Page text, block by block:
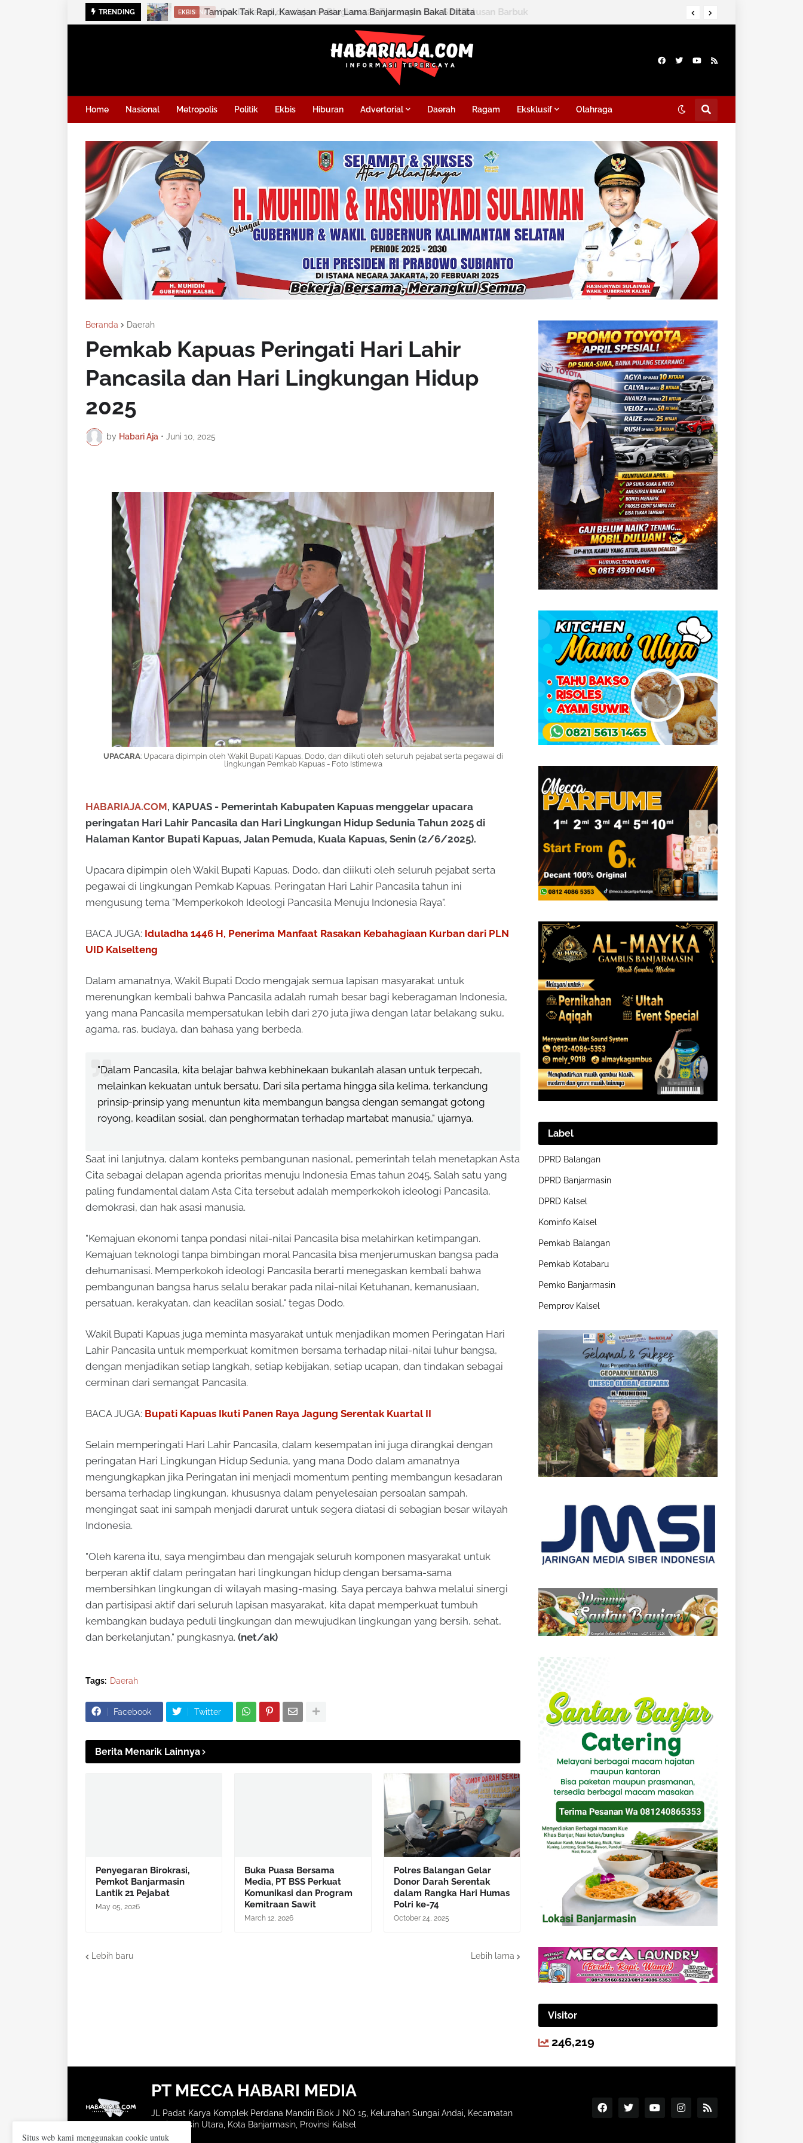
TRENDING KRIMINAL Polda Kalsel dan Jajaran Ringkus 126 Tersangka dan Sita Ratusan Barbuk
Home Nasional Metropolis Politik Ekbis Hiburan Advertorial Daerah Ragam Eksklusif Olahraga
Beranda Daerah
Pemkab Kapuas Peringati Hari Lahir
Pancasila dan Hari Lingkungan Hidup
2025
by Habari Aja • Juni 10, 2025
UPACARA: Upacara dipimpin oleh Wakil Bupati Kapuas, Dodo, dan diikuti oleh seluruh pejabat serta pegawai di
lingkungan Pemkab Kapuas - Foto Istimewa
HABARIAJA.COM, KAPUAS - Pemerintah Kabupaten Kapuas menggelar upacara
peringatan Hari Lahir Pancasila dan Hari Lingkungan Hidup Sedunia Tahun 2025 di
Halaman Kantor Bupati Kapuas, Jalan Pemuda, Kuala Kapuas, Senin (2/6/2025).
Upacara dipimpin oleh Wakil Bupati Kapuas, Dodo, dan diikuti oleh seluruh pejabat serta
pegawai di lingkungan Pemkab Kapuas. Peringatan Hari Lahir Pancasila tahun ini
mengusung tema "Memperkokoh Ideologi Pancasila Menuju Indonesia Raya".
BACA JUGA: Iduladha 1446 H, Penerima Manfaat Rasakan Kebahagiaan Kurban dari PLN
UID Kalselteng
Dalam amanatnya, Wakil Bupati Dodo mengajak semua lapisan masyarakat untuk
merenungkan kembali bahwa Pancasila adalah rumah besar bagi keberagaman Indonesia,
yang mana Pancasila mempersatukan lebih dari 270 juta jiwa dengan latar belakang suku,
agama, ras, budaya, dan bahasa yang berbeda.
"Dalam Pancasila, kita belajar bahwa kebhinekaan bukanlah alasan untuk terpecah,
melainkan kekuatan untuk bersatu. Dari sila pertama hingga sila kelima, terkandung
prinsip-prinsip yang menuntun kita membangun bangsa dengan semangat gotong
royong, keadilan sosial, dan penghormatan terhadap martabat manusia," ujarnya.
Saat ini lanjutnya, dalam konteks pembangunan nasional, pemerintah telah menetapkan Asta
Cita sebagai delapan agenda prioritas menuju Indonesia Emas tahun 2045. Salah satu yang
paling fundamental dalam Asta Cita tersebut adalah memperkokoh ideologi Pancasila,
demokrasi, dan hak asasi manusia.
"Kemajuan ekonomi tanpa pondasi nilai-nilai Pancasila bisa melahirkan ketimpangan.
Kemajuan teknologi tanpa bimbingan moral Pancasila bisa menjerumuskan bangsa pada
dehumanisasi. Memperkokoh ideologi Pancasila berarti menegaskan kembali bahwa
pembangunan bangsa harus selalu berakar pada nilai-nilai Ketuhanan, kemanusiaan,
persatuan, kerakyatan, dan keadilan sosial," tegas Dodo.
Wakil Bupati Kapuas juga meminta masyarakat untuk menjadikan momen Peringatan Hari
Lahir Pancasila untuk memperkuat komitmen bersama terhadap nilai-nilai luhur bangsa,
dengan menjadikan setiap langkah, setiap kebijakan, setiap ucapan, dan tindakan sebagai
cerminan dari semangat Pancasila.
BACA JUGA: Bupati Kapuas Ikuti Panen Raya Jagung Serentak Kuartal II
Selain memperingati Hari Lahir Pancasila, dalam kesempatan ini juga dirangkai dengan
peringatan Hari Lingkungan Hidup Sedunia, yang mana Dodo dalam amanatnya
mengungkapkan jika Peringatan ini menjadi momentum penting membangun kesadaran
bersama terhadap lingkungan, khususnya dalam penyelesaian persoalan sampah,
mengingat saat ini sampah menjadi darurat untuk segera diatasi di sebagian besar wilayah
Indonesia.
"Oleh karena itu, saya mengimbau dan mengajak seluruh komponen masyarakat untuk
berperan aktif dalam peringatan hari lingkungan hidup dengan bersama-sama
membersihkan lingkungan di wilayah masing-masing. Saya percaya bahwa melalui sinergi
dan partisipasi aktif dari seluruh lapisan masyarakat, kita dapat memperkuat tumbuh
kembangkan budaya peduli lingkungan dan mewujudkan lingkungan yang bersih, sehat,
dan berkelanjutan," pungkasnya. (net/ak)
Tags: Daerah
Facebook Twitter
Berita Menarik Lainnya
Penyegaran Birokrasi,
Pemkot Banjarmasin
Lantik 21 Pejabat
May 05, 2026
Buka Puasa Bersama
Media, PT BSS Perkuat
Komunikasi dan Program
Kemitraan Sawit
March 12, 2026
Polres Balangan Gelar
Donor Darah Serentak
dalam Rangka Hari Humas
Polri ke-74
October 24, 2025
Lebih baru Lebih lama
Label
DPRD Balangan
DPRD Banjarmasin
DPRD Kalsel
Kominfo Kalsel
Pemkab Balangan
Pemkab Kotabaru
Pemko Banjarmasin
Pemprov Kalsel
Visitor
246,219
PT MECCA HABARI MEDIA
JL Padat Karya Komplek Perdana Mandiri Blok J NO 15, Kelurahan Sungai Andai, Kecamatan
Banjarmasin Utara, Kota Banjarmasin, Provinsi Kalsel
Situs web kami menggunakan cookie untuk